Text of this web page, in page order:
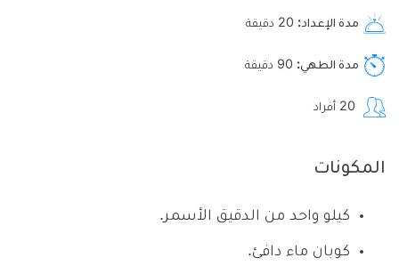
مدة الإعداد دقيقة
مدة الطهي دقيقة
أفراد
المكونات
كيلو واحد من الدقيق الأسمر.
كوبان ماء دافئ.